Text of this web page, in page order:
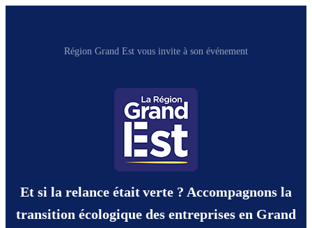
Région Grand Est vous invite à son événement
Et si la relance était verte ? Accompagnons la
transition écologique des entreprises en Grand